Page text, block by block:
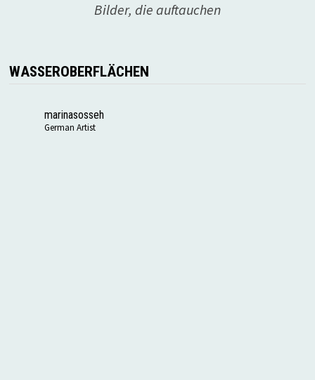
Bilder, die auftauchen
WASSEROBERFLÄCHEN
marinasosseh
German Artist